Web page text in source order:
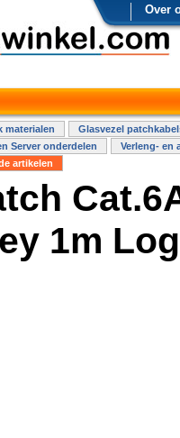
Over
materialen
Glasvezel
Server onderdelen
Verleng- en
artikelen
1m